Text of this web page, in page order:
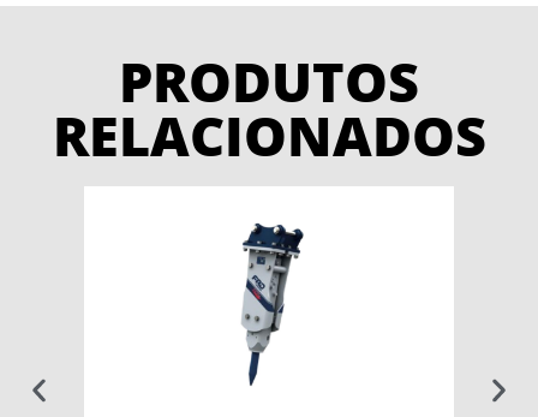
PRODUTOS
RELACIONADOS